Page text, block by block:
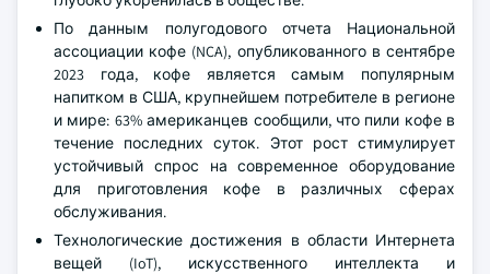
По данным полугодового отчета Национальной
ассоциации кофе (NCA), опубликованного в сентябре
2023 года, кофе является самым популярным
напитком в США, крупнейшем потребителе в регионе
и мире: 63% американцев сообщили, что пили кофе в
течение последних суток. Этот рост стимулирует
устойчивый спрос на современное оборудование
для приготовления кофе в различных сферах
обслуживания.
Технологические достижения в области Интернета
вещей (IoT), искусственного интеллекта и